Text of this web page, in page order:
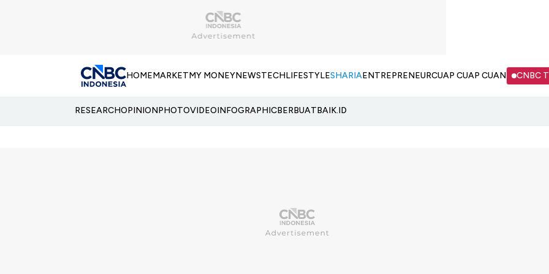
HOMEMARKETMY MONEYNEWSTECHLIFESTYLESHARIAENTREPRENEURCUAP CUAP CUAN CNBC
RESEARCHOPINIONPHOTOVIDEOINFOGRAPHICBERBUATBAIK.ID